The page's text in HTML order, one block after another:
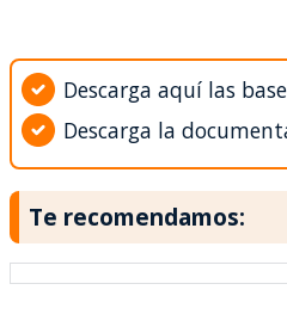
Descarga aquí las
Descarga la
Te recomendamos: